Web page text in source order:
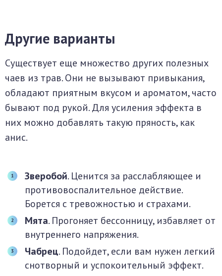
Другие варианты
Существует еще множество других полезных
чаев из трав. Они не вызывают привыкания,
обладают приятным вкусом и ароматом, часто
бывают под рукой. Для усиления эффекта в
них можно добавлять такую пряность, как
анис.
Зверобой. Ценится за расслабляющее и
противовоспалительное действие.
Борется с тревожностью и страхами.
Мята. Прогоняет бессонницу, избавляет от
внутреннего напряжения.
Чабрец. Подойдет, если вам нужен легкий
снотворный и успокоительный эффект.